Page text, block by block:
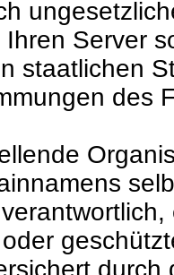
Server
staatlichen
des